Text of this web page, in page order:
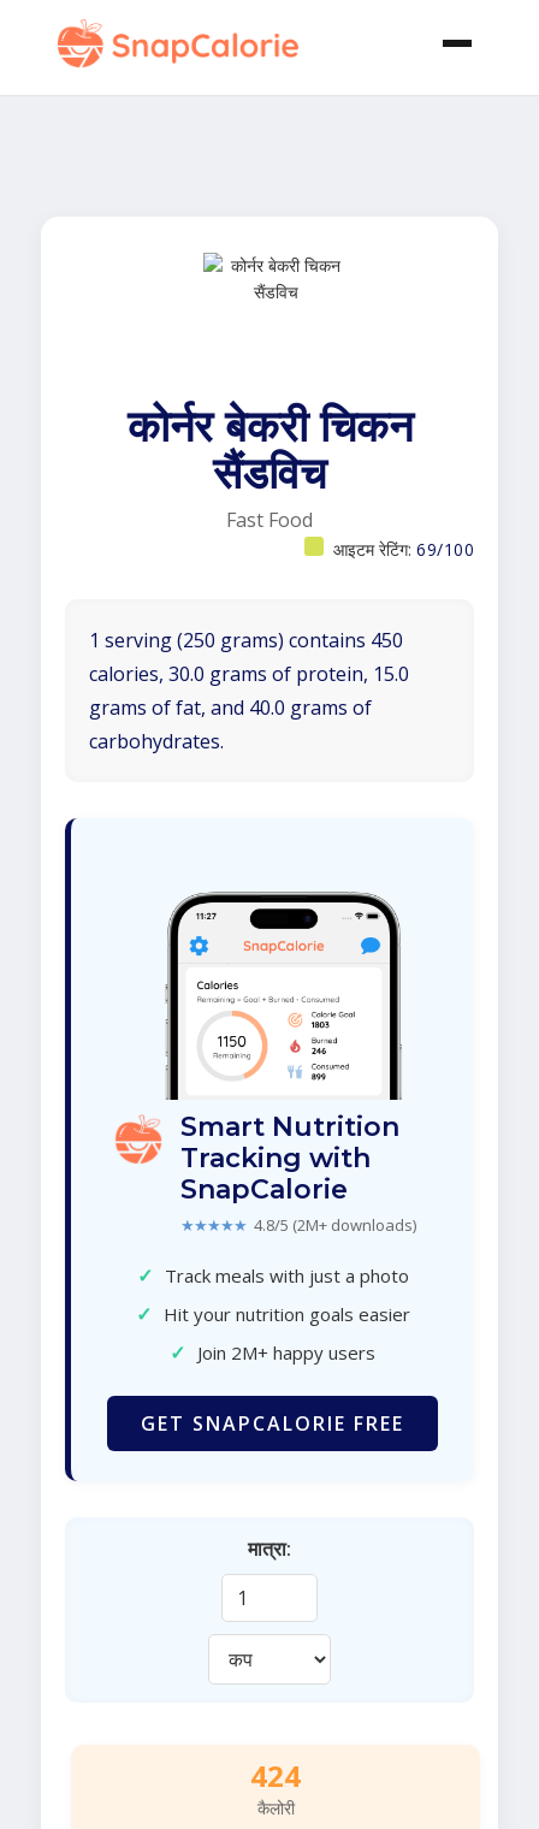
कोर्नर बेकरी चिकन
सैंडविच
Fast Food
आइटम रेटिंग: 69/100
1 serving (250 grams) contains 450
calories, 30.0 grams of protein, 15.0
grams of fat, and 40.0 grams of
carbohydrates.
Smart Nutrition
Tracking with
SnapCalorie
★★★★★ 4.8/5 (2M+ downloads)
✓ Track meals with just a photo
✓ Hit your nutrition goals easier
✓ Join 2M+ happy users
GET SNAPCALORIE FREE
मात्रा:
424
कैलोरी